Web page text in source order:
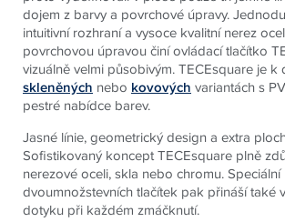
dojem z barvy a povrchové úpravy.
intuitivní rozhranía vysoce kvalitní nerez
povrchovou úpravou činí ovládací tlačítko
vizuálně velmi působivým.TECEsquare je k
skleněných nebo kovových variantách s
pestré nabídce barev.
Jasné línie, geometrický design a extra
Sofistikovaný konceptTECEsquare plně
nerezové oceli, skla nebo chromu.Speciální
dvoumnožstevních tlačítek pak přináší také
dotyku při každém zmáčknutí.